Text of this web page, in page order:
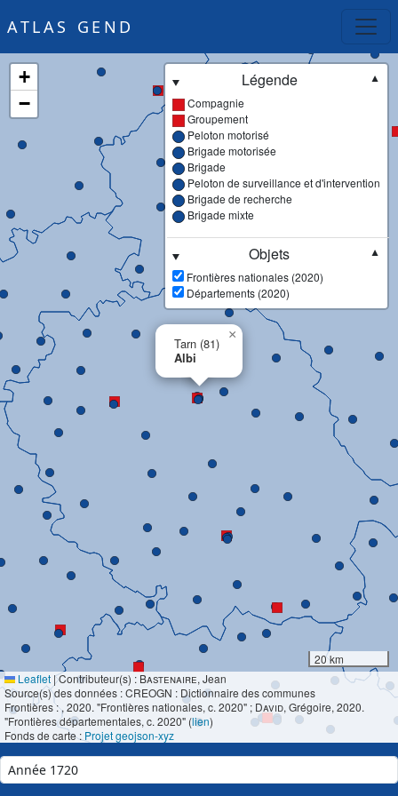
ATLAS GEND
Tarn (81)
Albi
×
+
−
Légende
▼
Compagnie
Groupement
Peloton motorisé
Brigade motorisée
Brigade
Peloton de surveillance et d'intervention
Brigade de recherche
Brigade mixte
Objets
▼
Frontières nationales (2020)
Départements (2020)
20 km
Leaflet |Contributeur(s) : Bastenaire, Jean
Source(s) des données : CREOGN : Dictionnaire des communes
Frontières :, 2020. "Frontières nationales, c. 2020" ; David, Grégoire, 2020.
"Frontières départementales, c. 2020" (lien)
Fonds de carte : Projet geojson-xyz